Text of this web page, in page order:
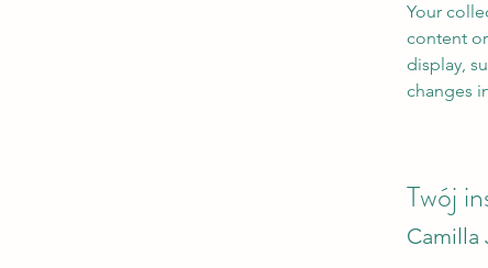
Your
content
display,
changes
Twój
Camilla